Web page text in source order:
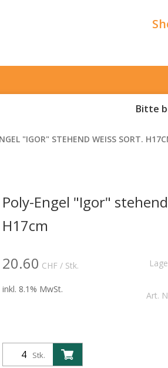
Bitte
"IGOR" STEHEND WEISS SORT.
Poly-Engel "Igor"
H17cm
20.60 CHF / Stk.
inkl. 8.1% MwSt.
Art.
Stk.